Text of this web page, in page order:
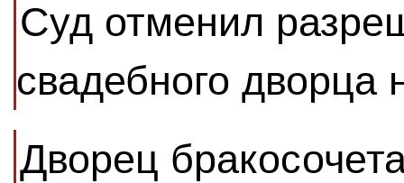
Суд отменил
свадебного
Дворец